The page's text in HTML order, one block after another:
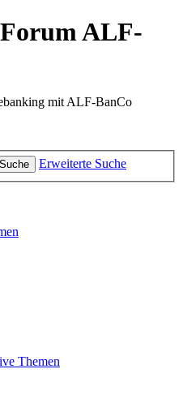
ALF-
mit ALF-BanCo
Suche Erweiterte Suche
Themen